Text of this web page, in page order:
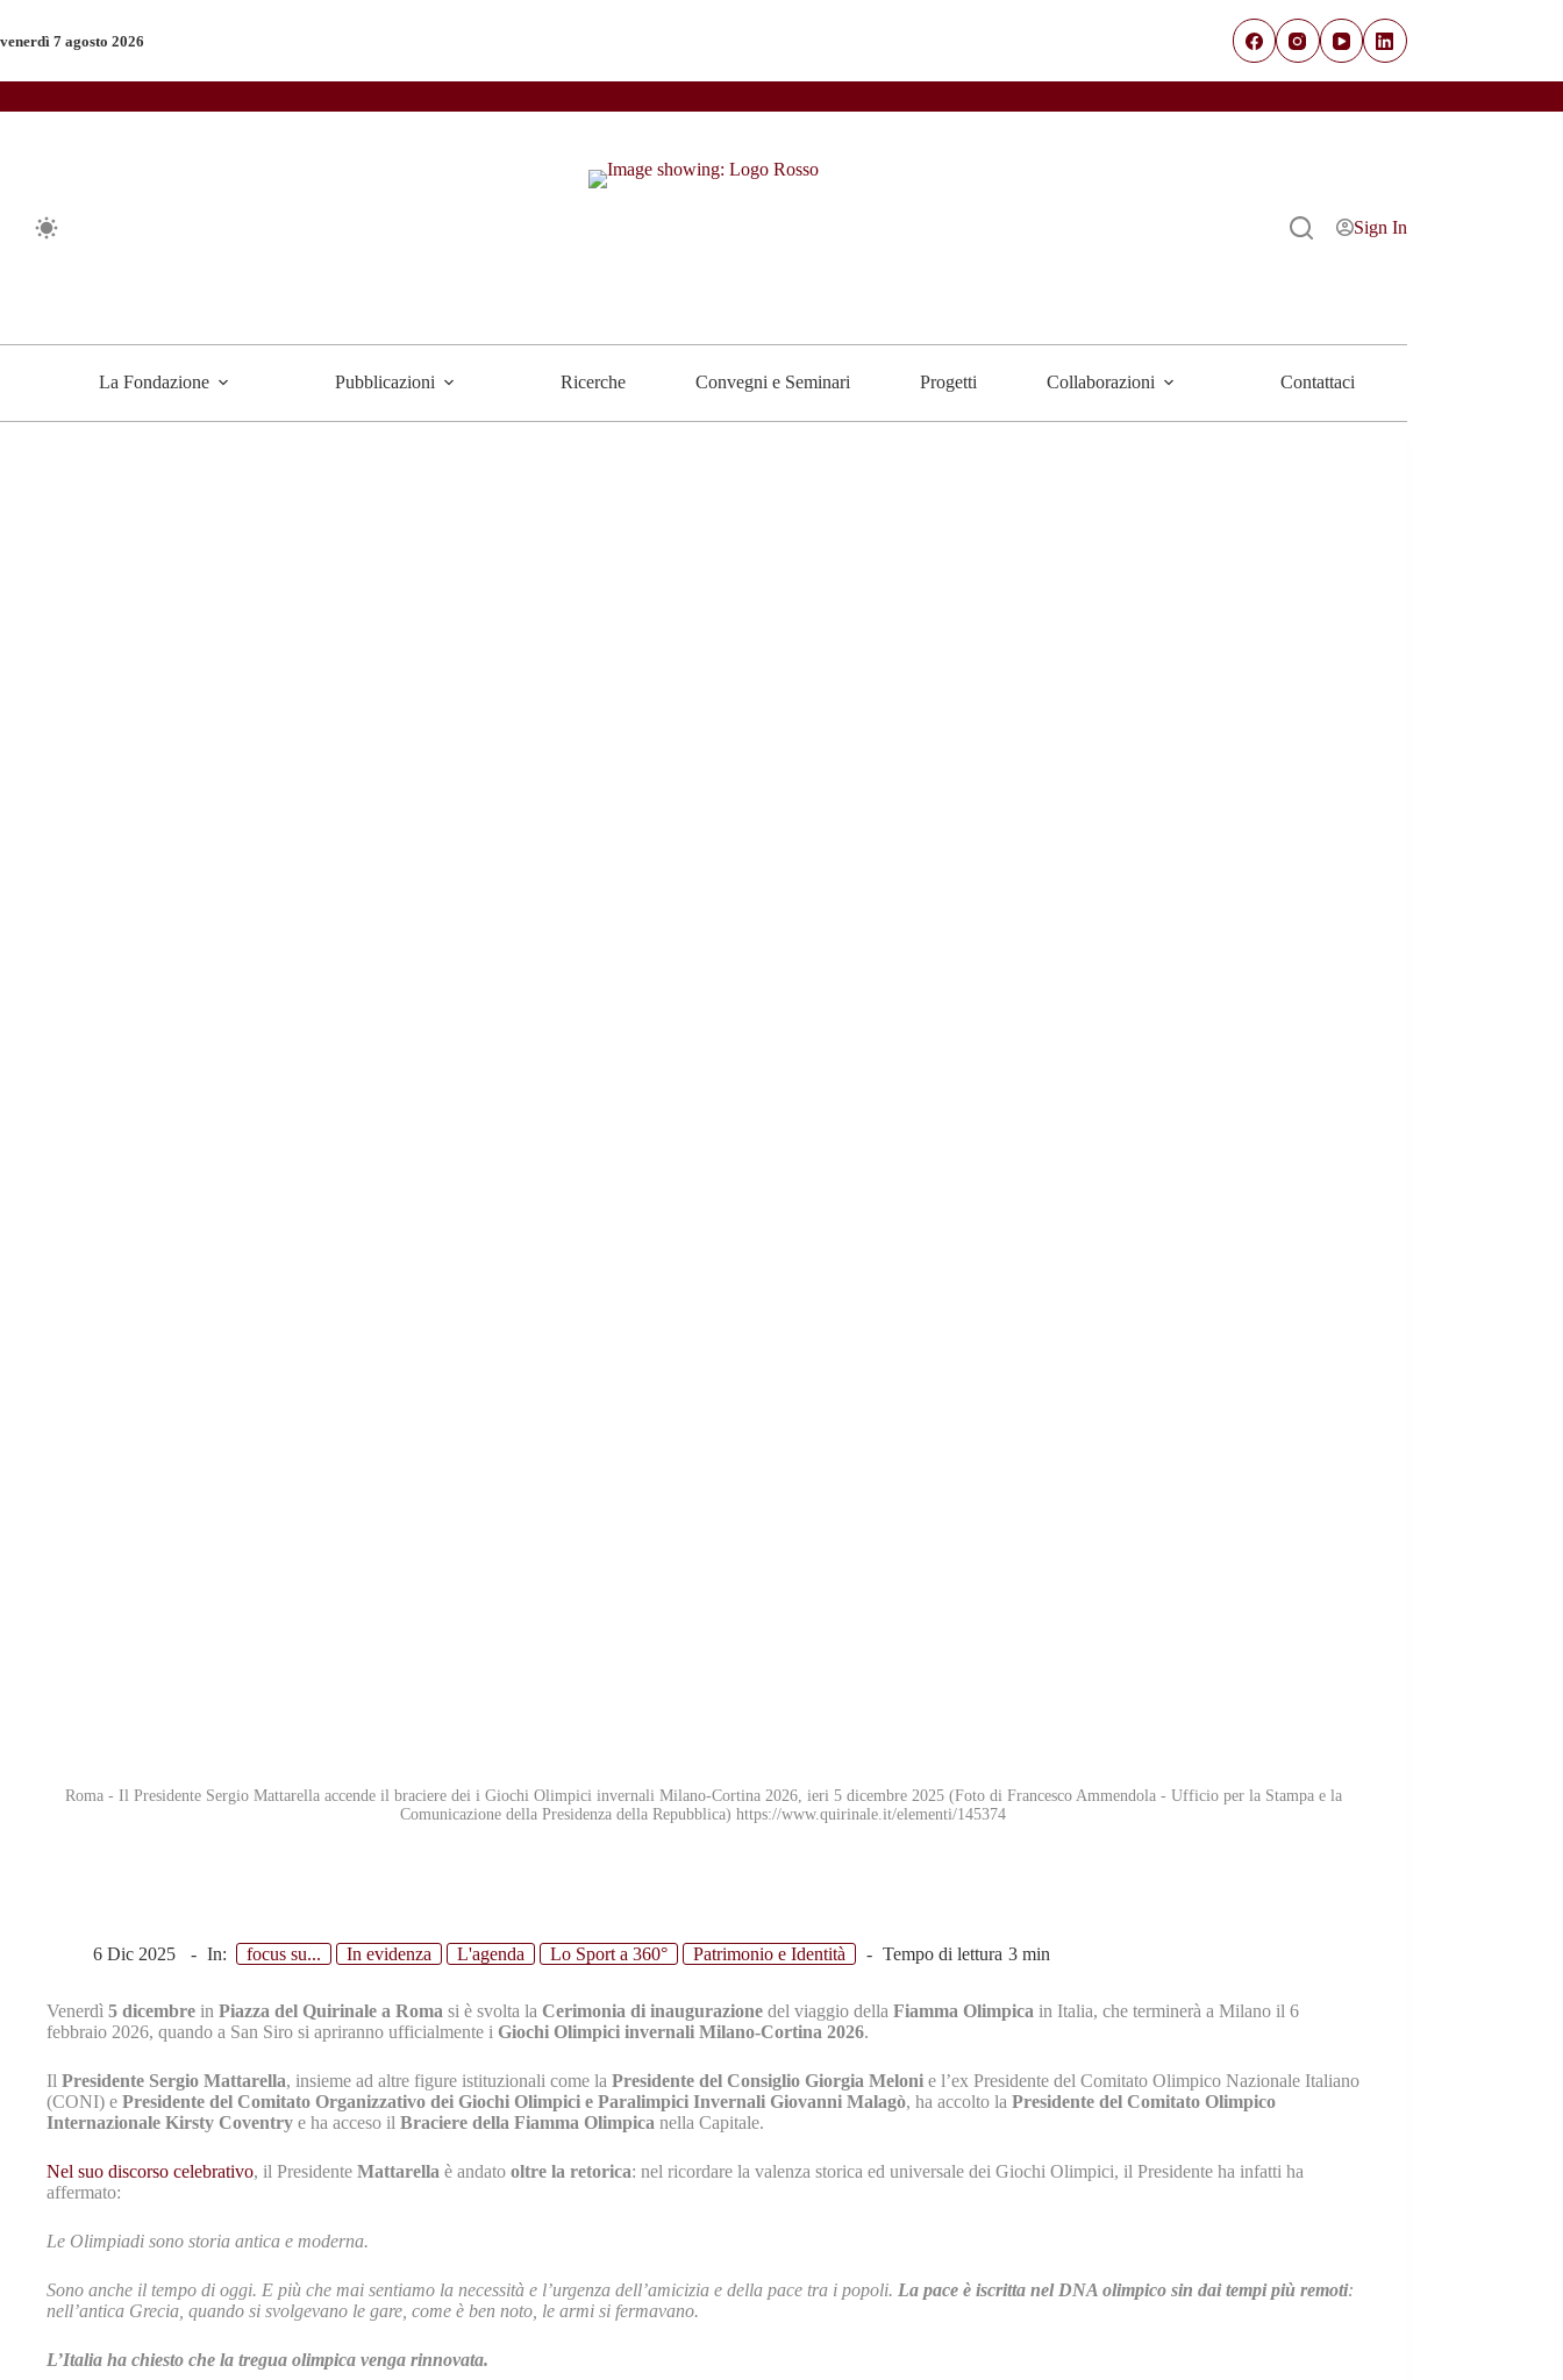
contenuto
venerdì 7 agosto 2026
Sign In
La Fondazione Pubblicazioni Ricerche Convegni e Seminari Progetti Collaborazioni Contattaci
Roma - Il Presidente Sergio Mattarella accende il braciere dei i Giochi Olimpici invernali Milano-Cortina 2026, ieri 5 dicembre 2025 (Foto di Francesco Ammendola - Ufficio per la Stampa e la
Comunicazione della Presidenza della Repubblica) https://www.quirinale.it/elementi/145374
6 Dic 2025 In: focus su... In evidenza L'agenda Lo Sport a 360° Patrimonio e Identità Tempo di lettura 3 min
Venerdì 5 dicembre in Piazza del Quirinale a Roma si è svolta la Cerimonia di inaugurazione del viaggio della Fiamma Olimpica in Italia, che terminerà a Milano il 6
febbraio 2026, quando a San Siro si apriranno ufficialmente i Giochi Olimpici invernali Milano-Cortina 2026.
Il Presidente Sergio Mattarella, insieme ad altre figure istituzionali come la Presidente del Consiglio Giorgia Meloni e l’ex Presidente del Comitato Olimpico Nazionale Italiano
(CONI) e Presidente del Comitato Organizzativo dei Giochi Olimpici e Paralimpici Invernali Giovanni Malagò, ha accolto la Presidente del Comitato Olimpico
Internazionale Kirsty Coventry e ha acceso il Braciere della Fiamma Olimpica nella Capitale.
Nel suo discorso celebrativo, il Presidente Mattarella è andato oltre la retorica: nel ricordare la valenza storica ed universale dei Giochi Olimpici, il Presidente ha infatti ha
affermato:
Le Olimpiadi sono storia antica e moderna.
Sono anche il tempo di oggi. E più che mai sentiamo la necessità e l’urgenza dell’amicizia e della pace tra i popoli. La pace è iscritta nel DNA olimpico sin dai tempi più remoti:
nell’antica Grecia, quando si svolgevano le gare, come è ben noto, le armi si fermavano.
L’Italia ha chiesto che la tregua olimpica venga rinnovata.